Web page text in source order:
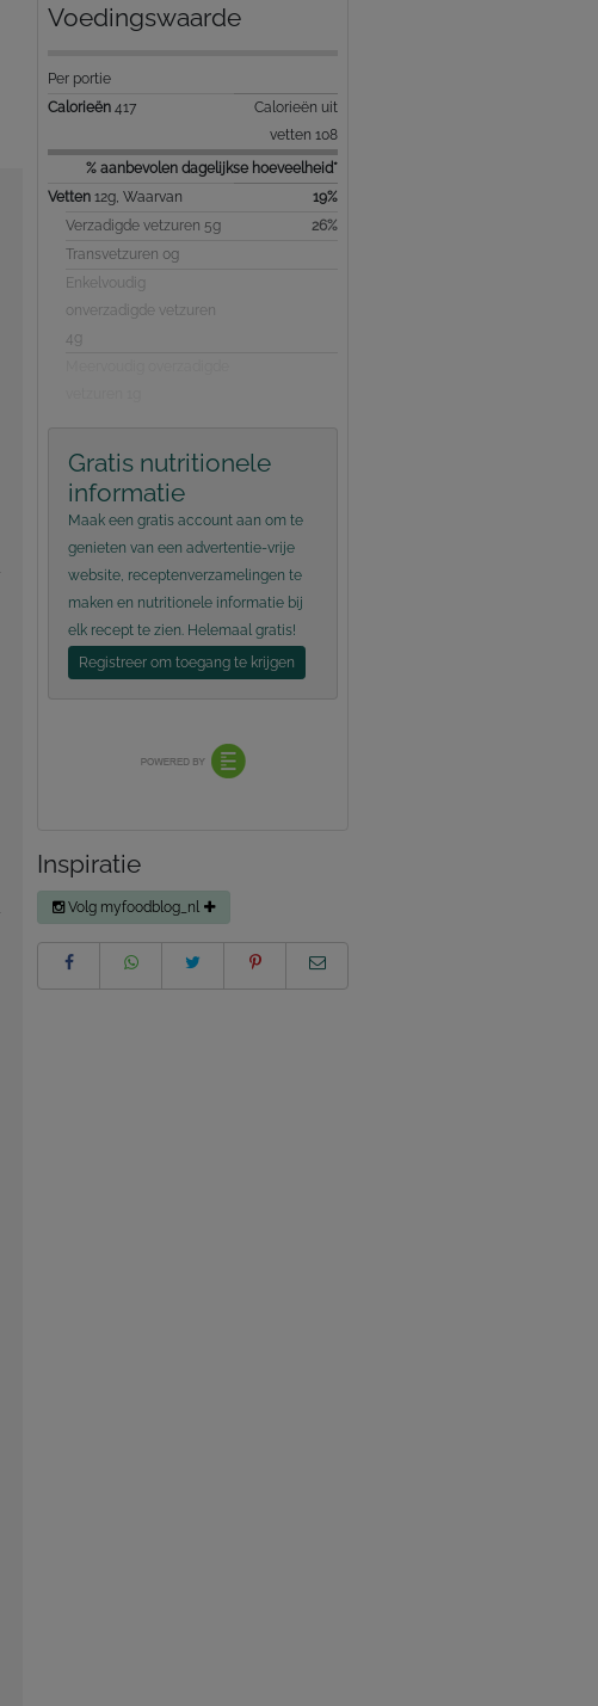
Voedingswaarde
Per portie
Calorieën 417
Calorieën uit
vetten 108
% aanbevolen dagelijkse hoeveelheid*
Vetten 12g, Waarvan
19%
Verzadigde vetzuren 5g
26%
Transvetzuren 0g
Enkelvoudig
onverzadigde vetzuren
4g
Gratis nutritionele
informatie
Maak een gratis account aan om te
genieten van een advertentie-vrije
website, receptenverzamelingen te
maken en nutritionele informatie bij
elk recept te zien. Helemaal gratis!
Registreer om toegang te krijgen
Inspiratie
Volg myfoodblog_nl